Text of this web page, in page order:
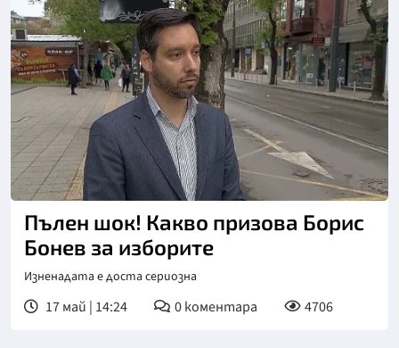
Пълен шок! Какво призова Борис
Бонев за изборите
Изненадата е доста сериозна
17 май | 14:24 0коментара 4706